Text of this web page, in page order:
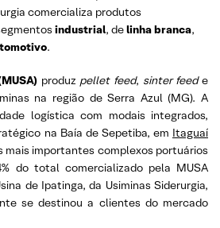
comercializa produtos
industrial, delinha branca,
.
produz pellet feed, sinter feede
na região de Serra Azul (MG). A
logística com modais integrados,
na Baía de Sepetiba, em Itaguaí
mais importantes complexos portuários
do total comercializado pela MUSA
de Ipatinga, da Usiminas Siderurgia,
se destinou a clientes do mercado